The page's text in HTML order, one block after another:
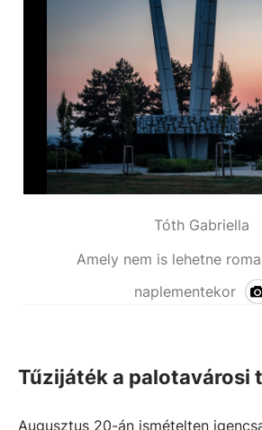
Tóth Gabriella
Amely nem is lehetne
naplementekor
Tűzijáték a palotavárosi
Augusztus 20-án ismételten